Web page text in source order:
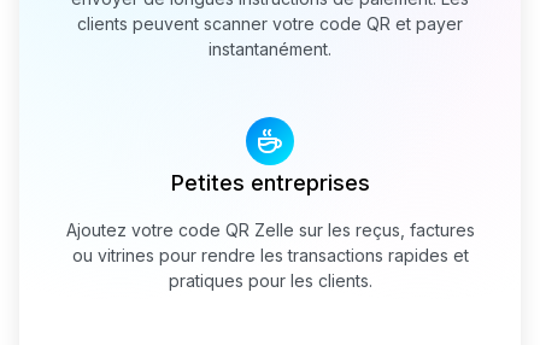
clients peuvent scanner votre code QR et payer
instantanément.
Petites entreprises
Ajoutez votre code QR Zelle sur les reçus, factures
ou vitrines pour rendre les transactions rapides et
pratiques pour les clients.